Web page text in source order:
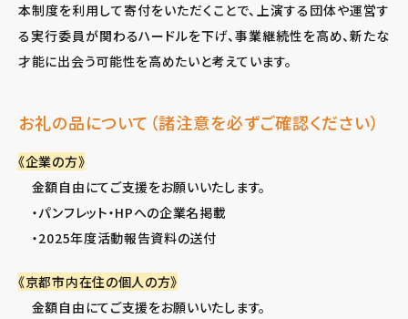
本制度を利用して寄付をいただくことで、上演する団体や運営す
る実行委員が関わるハードルを下げ、事業継続性を高め、新たな
才能に出会う可能性を高めたいと考えています。
お礼の品について（諸注意を必ずご確認ください）
《企業の方》
金額自由にてご支援をお願いいたします。
・パンフレット・HPへの企業名掲載
・2025年度活動報告資料の送付
《京都市内在住の個人の方》
金額自由にてご支援をお願いいたします。